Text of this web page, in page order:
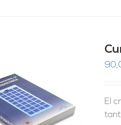
El